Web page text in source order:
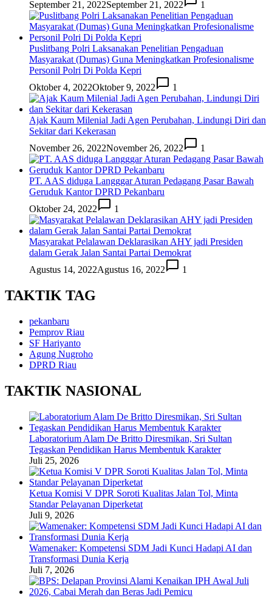
September 21, 2022September 21, 2022 1
Puslitbang Polri Laksanakan Penelitian Pengaduan
Masyarakat (Dumas) Guna Meningkatkan Profesionalisme
Personil Polri Di Polda Kepri
Oktober 4, 2022Oktober 9, 2022 1
Ajak Kaum Milenial Jadi Agen Perubahan, Lindungi Diri dan
Sekitar dari Kekerasan
November 26, 2022November 26, 2022 1
PT. AAS diduga Langggar Aturan Pedagang Pasar Bawah
Geruduk Kantor DPRD Pekanbaru
Oktober 24, 2022
1
Masyarakat Pelalawan Deklarasikan AHY jadi Presiden
dalam Gerak Jalan Santai Partai Demokrat
Agustus 14, 2022Agustus 16, 2022 1
TAKTIK TAG
pekanbaru
Pemprov Riau
SF Hariyanto
Agung Nugroho
DPRD Riau
TAKTIK NASIONAL
Laboratorium Alam De Britto Diresmikan, Sri Sultan
Tegaskan Pendidikan Harus Membentuk Karakter
Juli 25, 2026
Ketua Komisi V DPR Soroti Kualitas Jalan Tol, Minta
Standar Pelayanan Diperketat
Juli 9, 2026
Wamenaker: Kompetensi SDM Jadi Kunci Hadapi AI dan
Transformasi Dunia Kerja
Juli 7, 2026